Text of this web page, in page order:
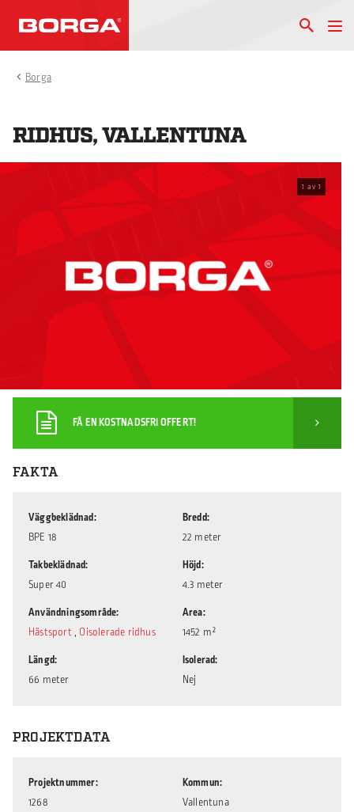
Borga
RIDHUS, VALLENTUNA
1 av 1
FÅ EN KOSTNADSFRI OFFERT!
FAKTA
Väggbeklädnad
BPE 18
Takbeklädnad
Super 40
Användningsområde
Hästsport , Oisolerade ridhus
Längd
66 meter
Bredd
22 meter
Höjd
4.3 meter
Area
1452 m²
Isolerad
Nej
PROJEKTDATA
Projektnummer
1268
Kommun
Vallentuna